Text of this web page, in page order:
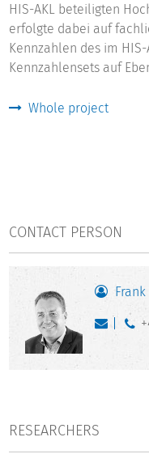
HIS-AKL beteiligten
erfolgte dabei auf
Kennzahlen des im
Kennzahlensets auf
Whole project
CONTACT PERSON
RESEARCHERS